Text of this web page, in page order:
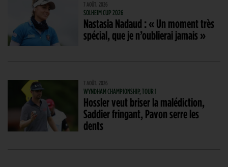
7 AOÛT. 2026
SOLHEIM CUP 2026
Nastasia Nadaud : « Un moment très
spécial, que je n’oublierai jamais »
7 AOÛT. 2026
WYNDHAM CHAMPIONSHIP, TOUR 1
Hossler veut briser la malédiction,
Saddier fringant, Pavon serre les
dents